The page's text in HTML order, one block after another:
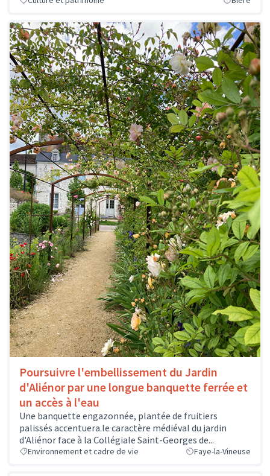
Poursuivre l'embellissement du Jardin
d'Aliénor par une longue banquette ferrée et
un accès à l'eau
Une banquette engazonnée, plantée de fruitiers
palissés accentuera le caractère médiéval du jardin
d'Aliénor face à la Collégiale Saint-Georges de...
Environnement et cadre de vie Faye-la-Vineuse